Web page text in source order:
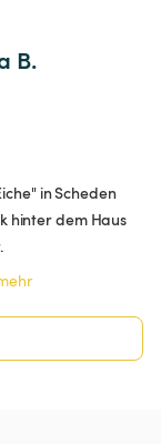
B.
in Scheden
hinter dem Haus